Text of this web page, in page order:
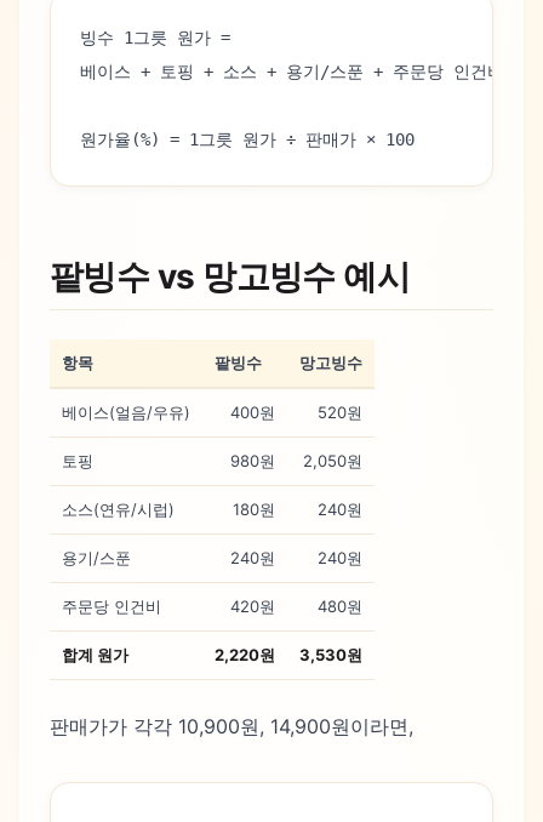
빙수 1그릇 원가 =
베이스 + 토핑 + 소스 + 용기/스푼 + 주문당 인건비
원가율(%) = 1그릇 원가 ÷ 판매가 × 100
팥빙수 vs 망고빙수 예시
항목 팥빙수 망고빙수
베이스(얼음/우유) 400원 520원
토핑 980원 2,050원
소스(연유/시럽) 180원 240원
용기/스푼 240원 240원
주문당 인건비 420원 480원
합계 원가 2,220원 3,530원
판매가가 각각 10,900원, 14,900원이라면,